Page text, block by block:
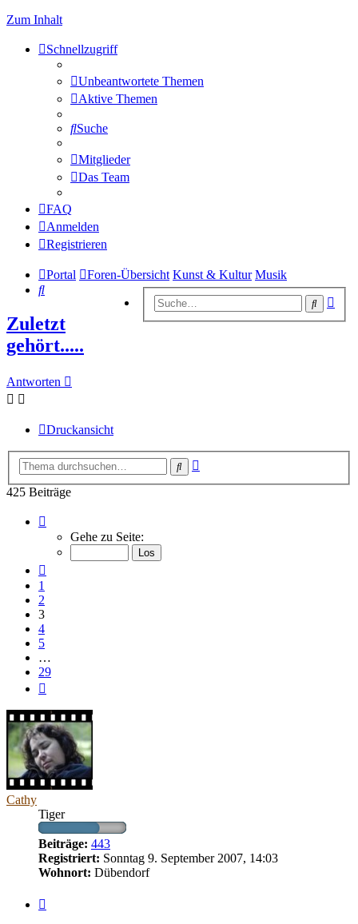
Zum Inhalt
Schnellzugriff
Unbeantwortete Themen
Aktive Themen
Suche
Mitglieder
Das Team
FAQ
Anmelden
Registrieren
Portal Foren-Übersicht Kunst & Kultur Musik
Suche
Suche
Zuletzt
gehört.....
Antworten
Druckansicht
Suche
425 Beiträge
von
Gehe zu Seite:
1
2
3
4
5
…
29
Cathy
Tiger
Beiträge: 443
Registriert: Sonntag 9. September 2007, 14:03
Wohnort: Dübendorf